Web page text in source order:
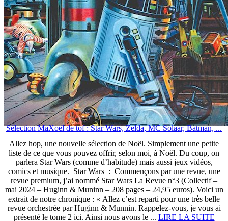
Sélection MaXoël de tof : Star Wars, Zelda, MC Solaar, Batman, ...
Allez hop, une nouvelle sélection de Noël. Simplement une petite
liste de ce que vous pouvez offrir, selon moi, à Noël. Du coup, on
parlera Star Wars (comme d’habitude) mais aussi jeux vidéos,
comics et musique. Star Wars : Commençons par une revue, une
revue premium, j’ai nommé Star Wars La Revue n°3 (Collectif –
mai 2024 – Huginn & Muninn – 208 pages – 24,95 euros). Voici un
extrait de notre chronique : « Allez c’est reparti pour une très belle
revue orchestrée par Huginn & Munnin. Rappelez-vous, je vous ai
présenté le tome 2 ici. Ainsi nous avons le ... LIRE LA SUITE